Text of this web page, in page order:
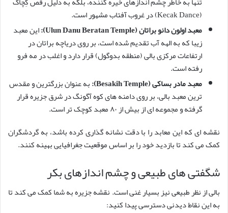
(Kecak Dance) در غروب آفتاب مشهور است.
معبد اولون دانو براتان (Ulun Danu Beratan Temple):
این معبد
زیبا که به الهه آب تقدیم شده است، بر روی دریاچه براتان در
ارتفاعات مرکزی بالی (منطقه بدوگول) قرار دارد و اغلب در مه فرو
رفته است.
معبد مادر بساکی (Besakih Temple):
به عنوان بزرگترین و مقدس
ترین معبد بالی، بر روی دامنه های کوه آگونگ در شرق جزیره قرار
گرفته و مجموعه ای از بیش از ۸۰ معبد کوچک تر است.
نقشه ای که این معابد را با دقت نشانه گذاری کرده باشد، به گردشگران
کمک می کند تا بازدید خود را بر اساس موقعیت جغرافیایی بهینه کنند.
شگفتی های طبیعی و چشم اندازهای بکر
بالی از نظر طبیعی نیز بسیار غنی است. نقشه جزیره به شما کمک می کند تا
به این نقاط دیدنی دسترسی پیدا کنید: